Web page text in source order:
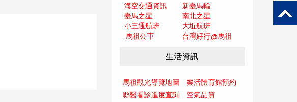
海空交通資訊
新臺馬輪
臺馬之星
南北之星
小三通航班
大坵航班
馬祖公車
台灣好行@馬祖
生活資訊
馬祖觀光導覽地圖
樂活體育館預約
縣醫看診進度查詢
空氣品質